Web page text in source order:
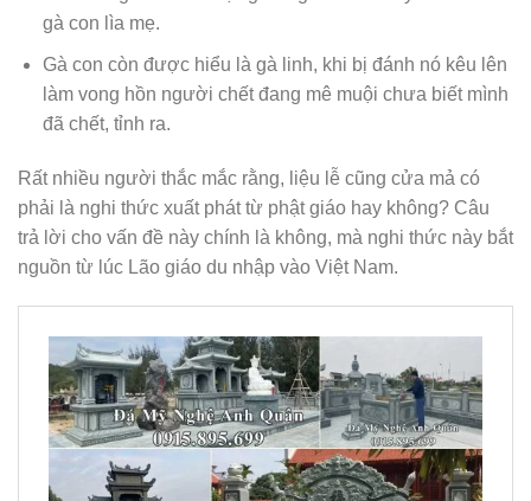
gà con lìa mẹ.
Gà con còn được hiểu là gà linh, khi bị đánh nó kêu lên
làm vong hồn người chết đang mê muội chưa biết mình
đã chết, tỉnh ra.
Rất nhiều người thắc mắc rằng, liệu lễ cũng cửa mả có
phải là nghi thức xuất phát từ phật giáo hay không? Câu
trả lời cho vấn đề này chính là không, mà nghi thức này bắt
nguồn từ lúc Lão giáo du nhập vào Việt Nam.